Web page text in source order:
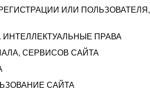
ИЛИ ПОЛЬЗОВАТЕЛЯ,
ПРАВА
СЕРВИСОВ САЙТА
САЙТА